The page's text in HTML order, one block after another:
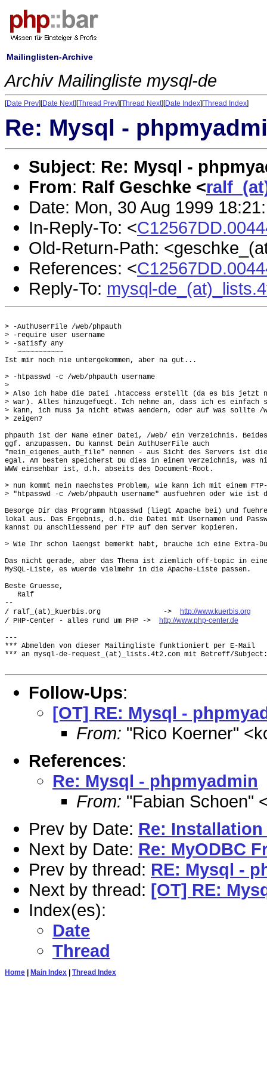
Mailinglisten-Archive
Archiv Mailingliste mysql-de
[Date Prev][Date Next][Thread Prev][Thread Next][Date Index][Thread Index]
Re: Mysql -
Subject: Re: Mysql -
From: Ralf Geschke <
Date: Mon, 30 Aug 1999
In-Reply-To: <
Old-Return-Path:
References: <
Reply-To: mysql-
> -AuthUserFile /web/phpauth
> -require user username
> -satisfy any
   ~~~~~~~~~~~
Ist mir noch nie untergekommen, aber na gut...
> -htpasswd -c /web/phpauth username
>
> Also ich habe die Datei .htaccess erstellt (da es bis jetzt
> war). Alles hinzugefuegt. Ich nehme an, dass ich es einfach so
> kann, ich muss ja nicht etwas aendern, oder auf was sollte /
> zeigen?
phpauth ist der Name einer Datei, /web/ ein Verzeichnis.
ggf. anzupassen. Du kannst Dein AuthUserFile auch
"mein_eigenes_auth_file" nennen - aus Sicht des Servers ist
egal. Am besten speicherst Du dies in einem Verzeichnis, was
WWW einsehbar ist, d.h. abseits des Document-Root.
> nun kommt mein naechstes Problem, wie kann ich mit einem FTP-
> "htpasswd -c /web/phpauth username" ausfuehren oder wie ist
Besorge Dir das Programm htpasswd (liegt Apache bei) und
lokal aus. Das Ergebnis, d.h. die Datei mit Usernamen und
kannst Du anschliessend per FTP auf den Server kopieren.
> Wie Ihr schon laengst bemerkt habt, brauche ich eine Extra-
Das nicht gerade, aber das Thema ist ziemlich off-topic in
MySQL-Liste, es wuerde vielmehr in die Apache-Liste passen.
Beste Gruesse,
   Ralf
--
/ ralf_(at)_kuerbis.org               -> http://www.kuerbis.org
/ PHP-Center - alles rund um PHP -> http://www.php-center.de
---
*** Abmelden von dieser Mailingliste funktioniert per E-Mail
*** an mysql-de-request_(at)_lists.4t2.com mit Betreff/Subject:
Follow-Ups:
[OT] RE: Mysql -
From: "Rico Koerner"
References:
Re: Mysql - phpmyadmin
From: "Fabian Schoen"
Prev by Date: Re:
Next by Date: Re: MyODBC
Prev by thread: RE: Mysql -
Next by thread: [OT] RE:
Index(es):
Date
Thread
Home | Main Index | Thread Index